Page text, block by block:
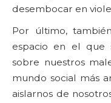
desembocar en
Por último,
espacio en el que
sobre nuestros
mundo social más
aislarnos de